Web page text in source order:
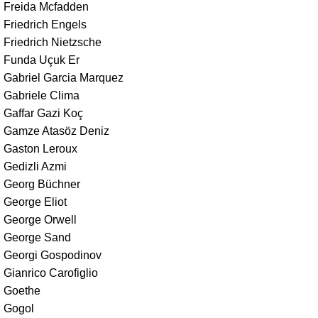
Freida Mcfadden
Friedrich Engels
Friedrich Nietzsche
Funda Uçuk Er
Gabriel Garcia Marquez
Gabriele Clima
Gaffar Gazi Koç
Gamze Atasöz Deniz
Gaston Leroux
Gedizli Azmi
Georg Büchner
George Eliot
George Orwell
George Sand
Georgi Gospodinov
Gianrico Carofiglio
Goethe
Gogol